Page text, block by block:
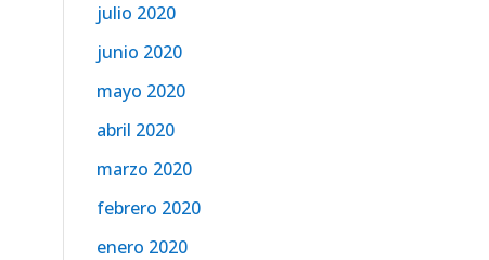
julio 2020
junio 2020
mayo 2020
abril 2020
marzo 2020
febrero 2020
enero 2020